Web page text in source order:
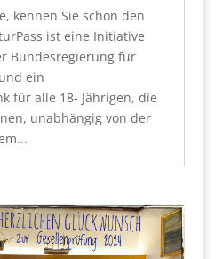
kennen Sie schon den
ist eine Initiative
Bundesregierung für
ein
für alle 18- Jährigen, die
unabhängig von der